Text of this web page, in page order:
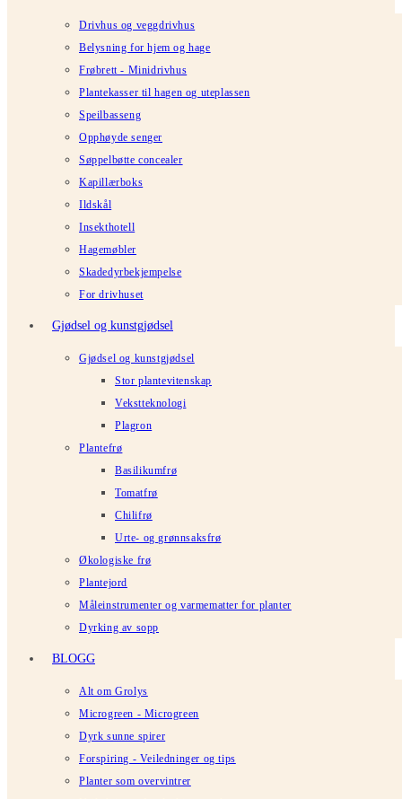
Drivhus og veggdrivhus
Belysning for hjem og hage
Frøbrett - Minidrivhus
Plantekasser til hagen og uteplassen
Speilbasseng
Opphøyde senger
Søppelbøtte concealer
Kapillærboks
Ildskål
Insekthotell
Hagemøbler
Skadedyrbekjempelse
For drivhuset
Gjødsel og kunstgjødsel
Gjødsel og kunstgjødsel
Stor plantevitenskap
Vekstteknologi
Plagron
Plantefrø
Basilikumfrø
Tomatfrø
Chilifrø
Urte- og grønnsaksfrø
Økologiske frø
Plantejord
Måleinstrumenter og varmematter for planter
Dyrking av sopp
BLOGG
Alt om Grolys
Microgreen - Microgreen
Dyrk sunne spirer
Forspiring - Veiledninger og tips
Planter som overvintrer